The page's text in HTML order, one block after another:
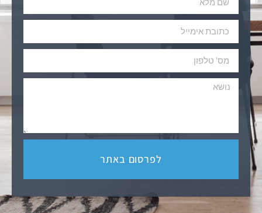
לפרסום באתר